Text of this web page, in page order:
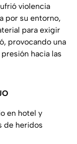
violencia
por su entorno,
para exigir
provocando una
hacia las
en hotel y
de heridos